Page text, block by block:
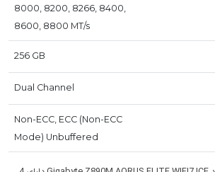
8000, 8200, 8266, 8400,
8600, 8800 MT/s
256 GB
Dual Channel
Non-ECC, ECC (Non-ECC
Mode) Unbuffered